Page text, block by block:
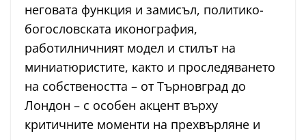
неговата функция и замисъл, политико-
богословската иконография,
работилничният модел и стилът на
миниатюристите, както и проследяването
на собствеността – от Търновград до
Лондон – с особен акцент върху
критичните моменти на прехвърляне и